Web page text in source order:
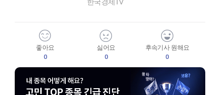
좋아요
0
싫어요
0
후속기사 원해요
0